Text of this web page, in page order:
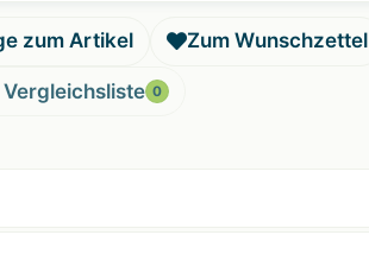
zum Artikel Zum Wunschzettel
Vergleichsliste 0